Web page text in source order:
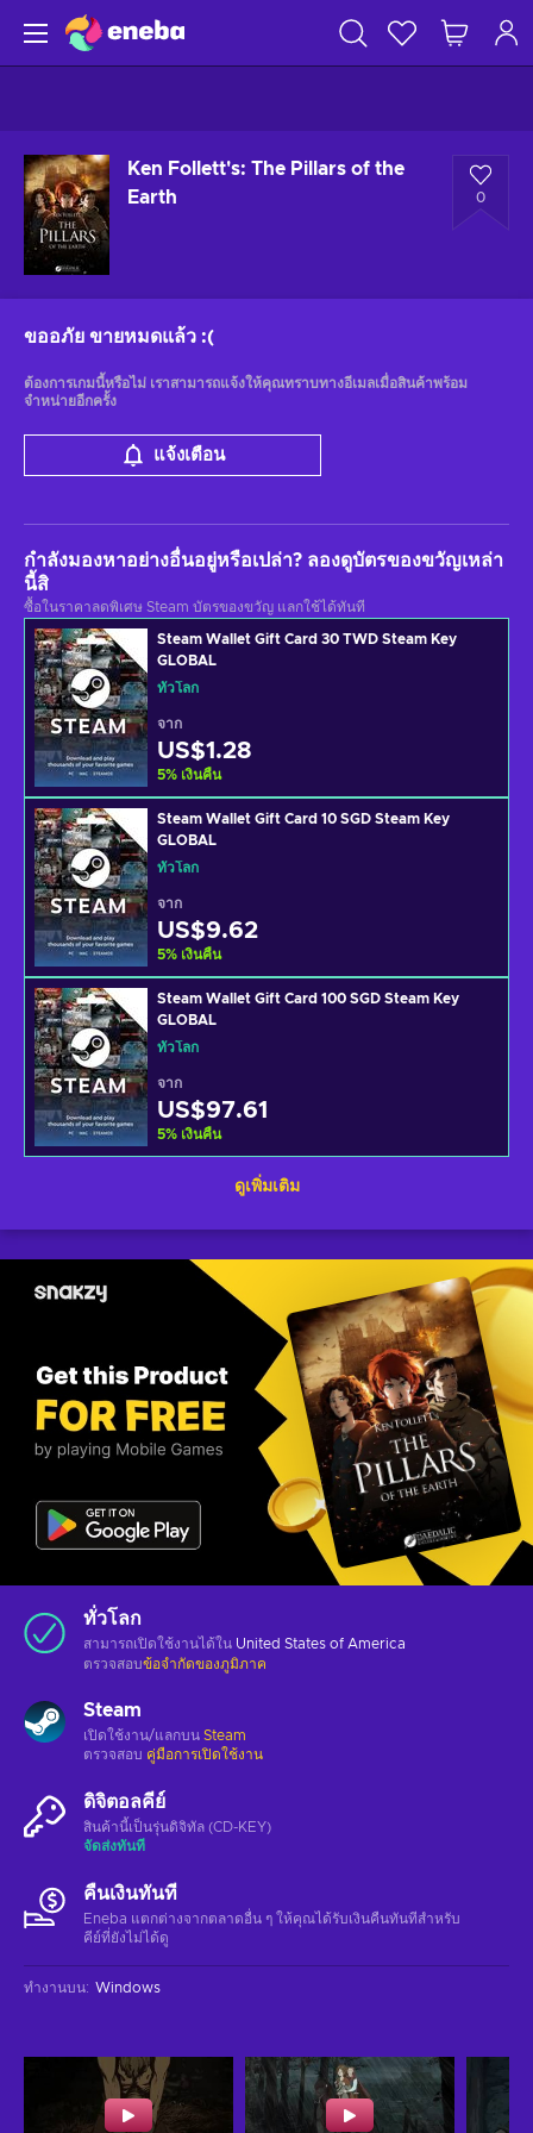
Ken Follett's: The Pillars of the
Earth
0
ขออภัย ขายหมดแล้ว :(
ต้องการเกมนี้หรือไม่ เราสามารถแจ้งให้คุณทราบทางอีเมลเมื่อสินค้าพร้อม
จำหน่ายอีกครั้ง
แจ้งเตือน
กำลังมองหาอย่างอื่นอยู่หรือเปล่า? ลองดูบัตรของขวัญเหล่า
นี้สิ
ซื้อในราคาลดพิเศษ Steam บัตรของขวัญ แลกใช้ได้ทันที
Steam Wallet Gift Card 30 TWD Steam Key
GLOBAL
ทั่วโลก
จาก
US$1.28
5% เงินคืน
Steam Wallet Gift Card 10 SGD Steam Key
GLOBAL
ทั่วโลก
จาก
US$9.62
5% เงินคืน
Steam Wallet Gift Card 100 SGD Steam Key
GLOBAL
ทั่วโลก
จาก
US$97.61
5% เงินคืน
ดูเพิ่มเติม
ทั่วโลก
สามารถเปิดใช้งานได้ใน United States of America
ตรวจสอบข้อจำกัดของภูมิภาค
Steam
เปิดใช้งาน/แลกบน Steam
ตรวจสอบ คู่มือการเปิดใช้งาน
ดิจิตอลคีย์
สินค้านี้เป็นรุ่นดิจิทัล (CD-KEY)
จัดส่งทันที
คืนเงินทันที
Eneba แตกต่างจากตลาดอื่น ๆ ให้คุณได้รับเงินคืนทันทีสําหรับ
คีย์ที่ยังไม่ได้ดู
ทำงานบน: Windows